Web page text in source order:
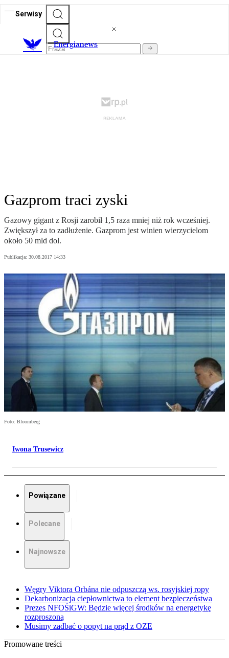
Serwisy
Energianews
Gazprom traci zyski
Gazowy gigant z Rosji zarobił 1,5 raza mniej niż rok wcześniej.
Zwiększył za to zadłużenie. Gazprom jest winien wierzycielom
około 50 mld dol.
Publikacja: 30.08.2017 14:33
Foto: Bloomberg
Iwona Trusewicz
Powiązane
Polecane
Najnowsze
Węgry Viktora Orbána nie odpuszczą ws. rosyjskiej ropy
Dekarbonizacja ciepłownictwa to element bezpieczeństwa
Prezes NFOŚiGW: Będzie więcej środków na energetykę
rozproszoną
Musimy zadbać o popyt na prąd z OZE
Promowane treści